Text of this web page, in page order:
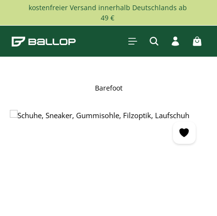
Zum Hauptinhalt springen
kostenfreier Versand innerhalb Deutschlands ab
49 €
Barefoot
Bildergalerie überspringen